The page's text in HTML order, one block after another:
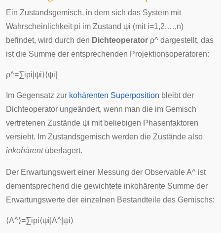
Ein Zustandsgemisch, in dem sich das System mit
Wahrscheinlichkeit pi im Zustand ψi (mit i=1,2,…,n)
befindet, wird durch den Dichteoperator ρ^ dargestellt, das
ist die Summe der entsprechenden Projektionsoperatoren:
ρ^=∑ipi ψi⟩⟨ψi
Im Gegensatz zur kohärenten Superposition bleibt der
Dichteoperator ungeändert, wenn man die im Gemisch
vertretenen Zustände ψi mit beliebigen Phasenfaktoren
versieht. Im Zustandsgemisch werden die Zustände also
inkohärentüberlagert.
Der Erwartungswert einer Messung der Observable A^ ist
dementsprechend die gewichtete inkohärente Summe der
Erwartungswerte der einzelnen Bestandteile des Gemischs:
⟨A^⟩=∑ipi⟨ψi A^ ψi⟩